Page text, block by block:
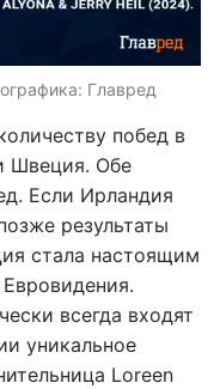
Главред
побед в
Швеция. Обе
Если Ирландия
результаты
стала настоящим
всегда входят
уникальное
Loreen